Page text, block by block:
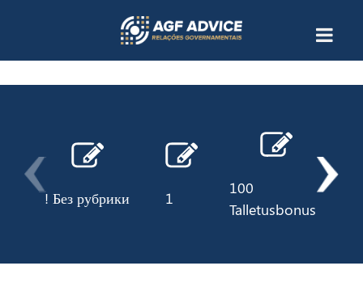
! Без рубрики 1
100
Talletusbonus